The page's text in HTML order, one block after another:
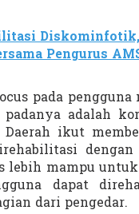
Pengurus
pada pengguna
adalah
ikut
dengan
lebih mampu
dapat
dari pengedar.
Dukung
8 Agustus 2025